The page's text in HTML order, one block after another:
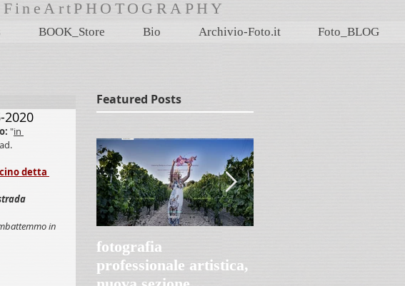
BOOK_Store Bio Archivio-Foto.it Foto_BLOG
2020
"in
detta
in
Featured Posts
fotografia
professionale artistica,